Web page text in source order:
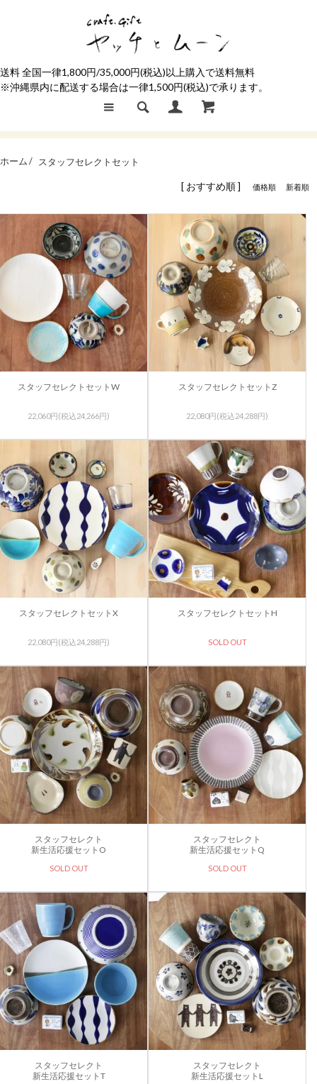
送料 全国一律1,800円/35,000円(税込)以上購入で送料無料
※沖縄県内に配送する場合は一律1,500円(税込)で承ります。
ホーム / スタッフセレクトセット
[ おすすめ順 ] 価格順 新着順
スタッフセレクトセットW
22,060円(税込24,266円)
スタッフセレクトセットZ
22,080円(税込24,288円)
スタッフセレクトセットX
22,080円(税込24,288円)
スタッフセレクトセットH
SOLD OUT
スタッフセレクト
新生活応援セットO
SOLD OUT
スタッフセレクト
新生活応援セットQ
SOLD OUT
スタッフセレクト
新生活応援セットT
スタッフセレクト
新生活応援セットL